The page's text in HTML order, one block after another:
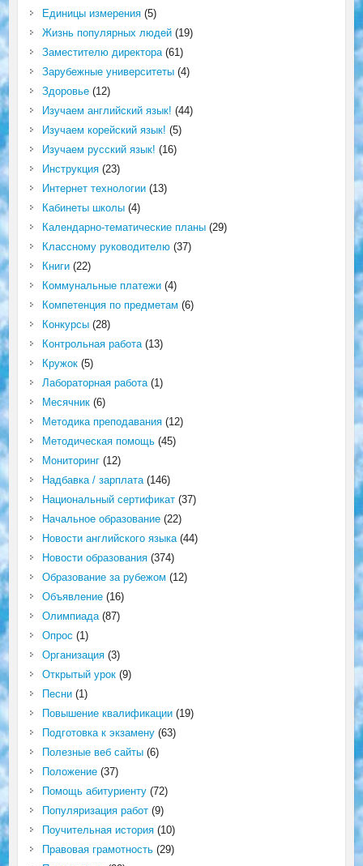
Единицы измерения(5)
Жизнь популярных людей(19)
Заместителю директора(61)
Зарубежные университеты(4)
Здоровье(12)
Изучаем английский язык! (44)
Изучаем корейский язык! (5)
Изучаем русский язык! (16)
Инструкция(23)
Интернет технологии(13)
Кабинеты школы(4)
Календарно-тематические планы(29)
Классному руководителю(37)
Книги(22)
Коммунальные платежи(4)
Компетенция по предметам (6)
Конкурсы(28)
Контрольная работа(13)
Кружок(5)
Лабораторная работа(1)
Месячник(6)
Методика преподавания(12)
Методическая помощь(45)
Мониторинг(12)
Надбавка / зарплата(146)
Национальный сертификат(37)
Начальное образование(22)
Новости английского языка(44)
Новости образования(374)
Образование за рубежом (12)
Объявление(16)
Олимпиада(87)
Опрос (1)
Организация(3)
Открытый урок(9)
Песни(1)
Повышение квалификации(19)
Подготовка к экзамену(63)
Полезные веб сайты(6)
Положение(37)
Помощь абитуриенту(72)
Популяризация работ(9)
Поучительная история(10)
Правовая грамотность(29)